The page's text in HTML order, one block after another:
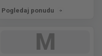
Pogledaj ponudu
M